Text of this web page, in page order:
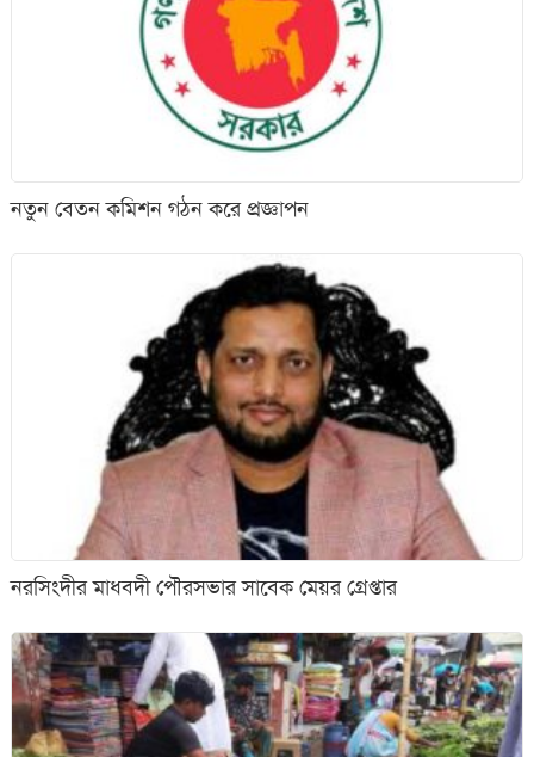
নতুন বেতন কমিশন গঠন করে প্রজ্ঞাপন
নরসিংদীর মাধবদী পৌরসভার সাবেক মেয়র গ্রেপ্তার